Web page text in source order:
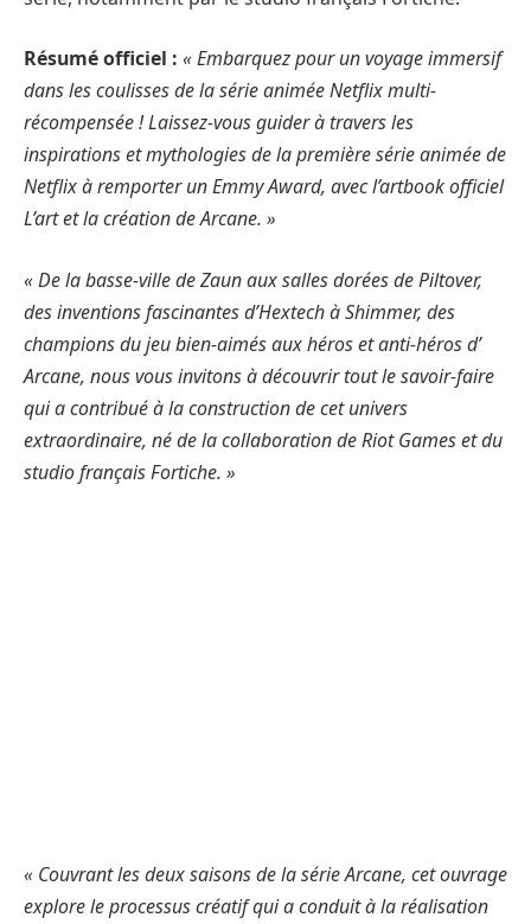
Résumé officiel : « Embarquez pour un voyage immersif
dans les coulisses de la série animée Netflix multi-
récompensée ! Laissez-vous guider à travers les
inspirations et mythologies de la première série animée de
Netflix à remporter un Emmy Award, avec l’artbook officiel
L’art et la création de Arcane. »
« De la basse-ville de Zaun aux salles dorées de Piltover,
des inventions fascinantes d’Hextech à Shimmer, des
champions du jeu bien-aimés aux héros et anti-héros d’
Arcane, nous vous invitons à découvrir tout le savoir-faire
qui a contribué à la construction de cet univers
extraordinaire, né de la collaboration de Riot Games et du
studio français Fortiche. »
« Couvrant les deux saisons de la série Arcane, cet ouvrage
explore le processus créatif qui a conduit à la réalisation